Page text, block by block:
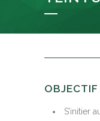
OBJECTIF
S’initier